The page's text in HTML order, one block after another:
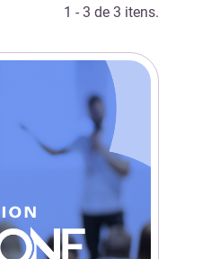
1 - 3 de 3 itens.